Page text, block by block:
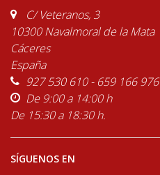
C/ Veteranos, 3
10300 Navalmoral de la Mata
Cáceres
España
927 530 610 - 659 166 976
De 9:00 a 14:00 h
De 15:30 a 18:30 h.
SÍGUENOS EN